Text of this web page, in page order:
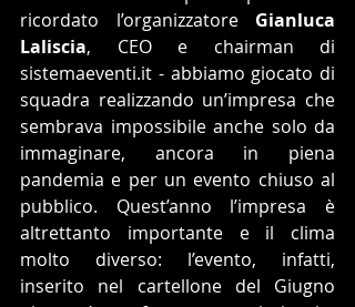
ricordato l’organizzatore Gianluca
Laliscia, CEO e chairman di
sistemaeventi.it - abbiamo giocato di
squadra realizzando un’impresa che
sembrava impossibile anche solo da
immaginare, ancora in piena
pandemia e per un evento chiuso al
pubblico. Quest’anno l’impresa è
altrettanto importante e il clima
molto diverso: l’evento, infatti,
inserito nel cartellone del Giugno